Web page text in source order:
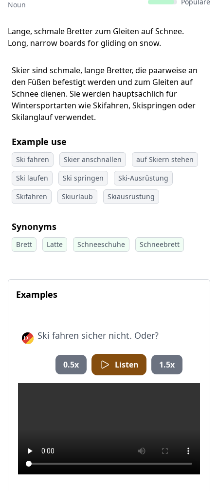
Noun
Lange, schmale Bretter zum Gleiten auf Schnee.
Long, narrow boards for gliding on snow.
Skier sind schmale, lange Bretter, die paarweise an
den Füßen befestigt werden und zum Gleiten auf
Schnee dienen. Sie werden hauptsächlich für
Wintersportarten wie Skifahren, Skispringen oder
Skilanglauf verwendet.
Example use
Ski fahren Skier anschnallen
auf Skiern stehen
Ski laufen
Ski springen
Ski-Ausrüstung
Skifahren
Skiurlaub Skiausrüstung
Synonyms
Brett Latte Schneeschuhe Schneebrett
Examples
Ski fahren sicher nicht. Oder?
0.5x Listen 1.5x